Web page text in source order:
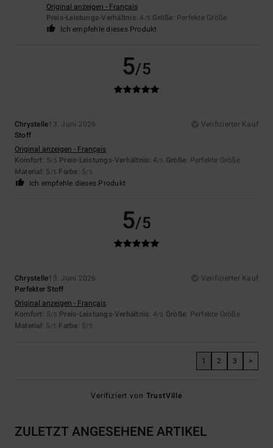
Original anzeigen - Français
Preis-Leistungs-Verhältnis: 4 /5 Größe: Perfekte Größe
Ich empfehle dieses Produkt
5/5
Chrystelle13. Juni 2026
Verifizierter Kauf
Stoff
Original anzeigen - Français
Komfort: 5/5 Preis-Leistungs-Verhältnis: 4/5 Größe: Perfekte Größe
Material: 5 /5 Farbe: 5/5
Ich empfehle dieses Produkt
5/5
Chrystelle13. Juni 2026
Verifizierter Kauf
Perfekter Stoff
Original anzeigen - Français
Komfort: 5/5 Preis-Leistungs-Verhältnis: 4/5 Größe: Perfekte Größe
Material: 5 /5 Farbe: 5/5
1 2 3 >
Verifiziert von TrustVille
ZULETZT ANGESEHENE ARTIKEL